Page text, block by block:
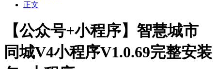
正文
【公众号+小程序】智慧城市
同城V4小程序V1.0.69完整安装